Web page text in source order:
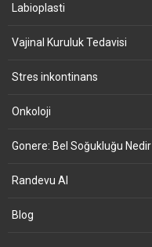
Labioplasti
Vajinal Kuruluk Tedavisi
Stres inkontinans
Onkoloji
Gonere: Bel Soğukluğu Nedir
Randevu Al
Blog